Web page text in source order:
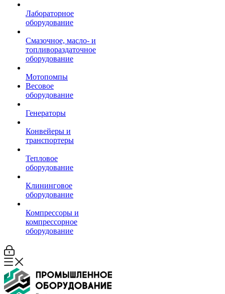
Лабораторное
оборудование
Смазочное, масло- и
топливораздаточное
оборудование
Мотопомпы
Весовое
оборудование
Генераторы
Конвейеры и
транспортеры
Тепловое
оборудование
Клининговое
оборудование
Компрессоры и
компрессорное
оборудование